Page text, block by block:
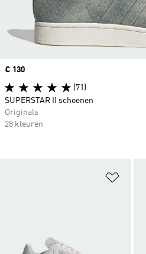
Price
€ 130
(71)
SUPERSTAR II schoenen
Originals
28 kleuren